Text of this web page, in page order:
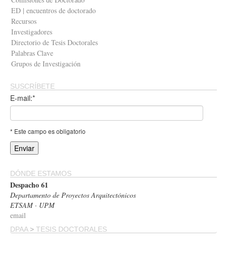
ED | encuentros de doctorado
Recursos
Investigadores
Directorio de Tesis Doctorales
Palabras Clave
Grupos de Investigación
SUSCRÍBETE
E-mail:*
* Este campo es obligatorio
DÓNDE ESTAMOS
Despacho 61
Departamento de Proyectos Arquitectónicos
ETSAM · UPM
email
DPAA> TESIS DOCTORALES